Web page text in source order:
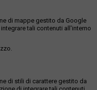
di mappe gestito da Google
tali contenuti all'interno
di stili di carattere gestito da